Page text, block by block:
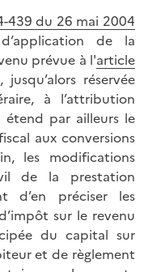
439 du 26 mai 2004
de la
prévue à l'article
, jusqu’alors réservée
à l’attribution
étend par ailleurs le
aux conversions
les modifications
de la prestation
d’en préciser les
sur le revenu
du capital sur
et de règlement